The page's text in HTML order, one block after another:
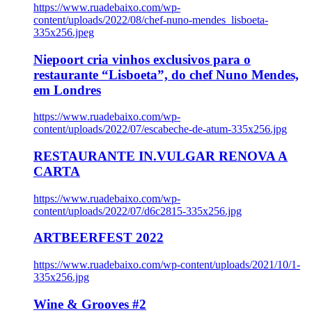
https://www.ruadebaixo.com/wp-
content/uploads/2022/08/chef-nuno-mendes_lisboeta-
335x256.jpeg
Niepoort cria vinhos exclusivos para o
restaurante “Lisboeta”, do chef Nuno Mendes,
em Londres
https://www.ruadebaixo.com/wp-
content/uploads/2022/07/escabeche-de-atum-335x256.jpg
RESTAURANTE IN.VULGAR RENOVA A
CARTA
https://www.ruadebaixo.com/wp-
content/uploads/2022/07/d6c2815-335x256.jpg
ARTBEERFEST 2022
https://www.ruadebaixo.com/wp-content/uploads/2021/10/1-
335x256.jpg
Wine & Grooves #2